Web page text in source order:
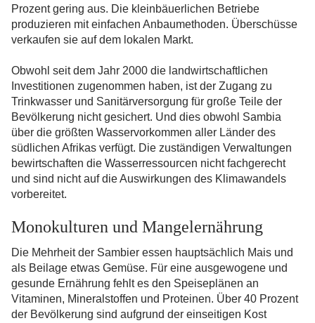
Prozent gering aus. Die kleinbäuerlichen Betriebe
produzieren mit einfachen Anbaumethoden. Überschüsse
verkaufen sie auf dem lokalen Markt.
Obwohl seit dem Jahr 2000 die landwirtschaftlichen
Investitionen zugenommen haben, ist der Zugang zu
Trinkwasser und Sanitärversorgung für große Teile der
Bevölkerung nicht gesichert. Und dies obwohl Sambia
über die größten Wasservorkommen aller Länder des
südlichen Afrikas verfügt. Die zuständigen Verwaltungen
bewirtschaften die Wasserressourcen nicht fachgerecht
und sind nicht auf die Auswirkungen des Klimawandels
vorbereitet.
Monokulturen und Mangelernährung
Die Mehrheit der Sambier essen hauptsächlich Mais und
als Beilage etwas Gemüse. Für eine ausgewogene und
gesunde Ernährung fehlt es den Speiseplänen an
Vitaminen, Mineralstoffen und Proteinen. Über 40 Prozent
der Bevölkerung sind aufgrund der einseitigen Kost